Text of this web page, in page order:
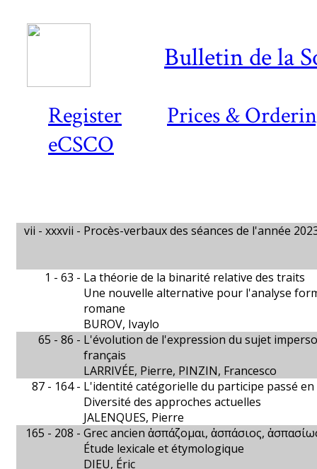
Register
Prices &
eCSCO
Bulletin de la
vii - xxxvii - Procès-verbaux des séances de l'année
1 - 63 - La théorie de la binarité relative des traits
Une nouvelle alternative pour l'analyse
romane
BUROV, Ivaylo
65 - 86 - L'évolution de l'expression du sujet
français
LARRIVÉE, Pierre, PINZIN, Francesco
87 - 164 - L'identité catégorielle du participe passé
Diversité des approches actuelles
JALENQUES, Pierre
165 - 208 - Grec ancien ἀσπάζομαι, ἀσπάσιος,
Étude lexicale et étymologique
DIEU, Éric